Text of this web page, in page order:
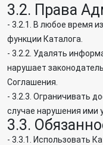
3.2. Права
- 3.2.1. В любое время
функции Каталога.
- 3.2.2. Удалять
нарушает
Соглашения.
- 3.2.3. Ограничивать
случае нарушения ими
3.3.
- 3.3.1. Использовать